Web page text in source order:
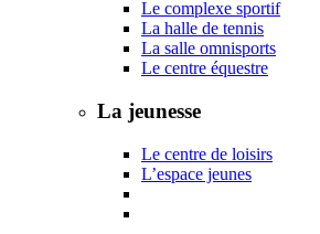
Le complexe sportif
La halle de tennis
La salle omnisports
Le centre équestre
La jeunesse
Le centre de loisirs
L’espace jeunes